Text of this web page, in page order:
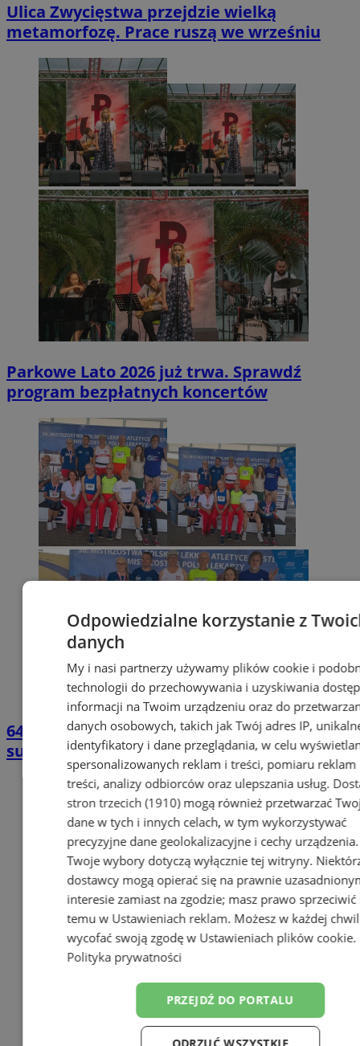
Ulica Zwycięstwa przejdzie wielką
metamorfozę. Prace ruszą we wrześniu
Parkowe Lato 2026 już trwa. Sprawdź
program bezpłatnych koncertów
64 medale i triumf drużynowy. Wielki
sukces seniorów z Gliwic
Odpowiedzialne korzystanie z
danych
My i nasi partnerzy używamy plików cookie i
technologii do przechowywania i uzyskiwania
informacji na Twoim urządzeniu oraz do
danych osobowych, takich jak Twój adres IP,
identyfikatory i dane przeglądania, w celu
spersonalizowanych reklam i treści, pomiaru reklam
treści, analizy odbiorców oraz ulepszania usług.
stron trzecich (1910)mogą również przetwarzać
dane w tych i innych celach, w tym wykorzystywać
precyzyjne dane geolokalizacyjne i cechy urządzenia.
Twoje wybory dotyczą wyłącznie tej witryny.
dostawcy mogą opierać się na prawnie
interesie zamiast na zgodzie; masz prawo sprzeciwić
temu w Ustawieniach reklam. Możesz w każdej
wycofać swoją zgodę w Ustawieniach plików cookie.
Polityka prywatności
PRZEJDŹ DO PORTALU
ODRZUĆ WSZYSTKIE